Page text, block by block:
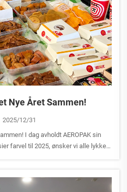
Nye Året Sammen!
2025/12/31
I dag avholdt AEROPAK sin
farvel til 2025, ønsker vi alle lykke,